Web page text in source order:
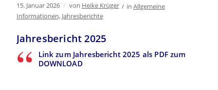
15. Januar 2026 / von Heike Krüger / in Allgemeine
Informationen, Jahresberichte
Jahresbericht 2025
Link zum Jahresbericht 2025 als PDF zum
DOWNLOAD